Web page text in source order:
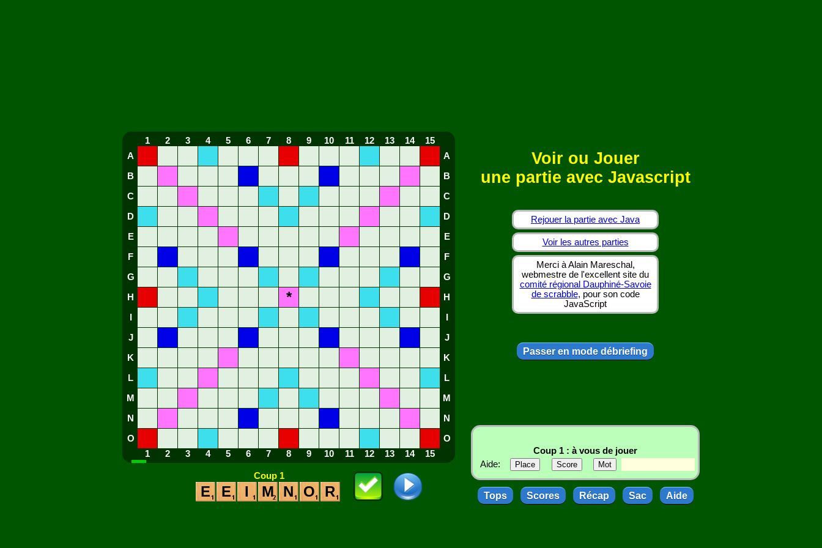
1 2 3 4 5 6 7 8 9 10 11 12 13 14
15
A
A
B B
C C
D D
E E
F F
G G
H * H
J J
K K
L L
M M
N N
O
O
1
2 3 4 5 6 7 8 9 10 11 12 13 14 15
Coup 1
E E I M N O R
Voir ou Jouer
une partie avec Javascript
Rejouer la partie avec Java
Voir les autres parties
Merci à Alain Mareschal,
webmestre de l'excellent site du
comité régional Dauphiné-Savoie
de scrabble, pour son code
JavaScript
Passer en mode débriefing
Coup 1 : à vous de jouer
Aide:
Tops Scores Récap Sac Aide